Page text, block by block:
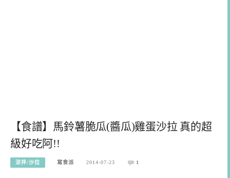
【食譜】馬鈴薯脆瓜(醬瓜)雞蛋沙拉 真的超
級好吃阿!!
涼拌/沙拉 寫食派 2014-07-23 1